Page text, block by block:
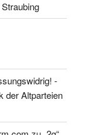
-
der Altparteien